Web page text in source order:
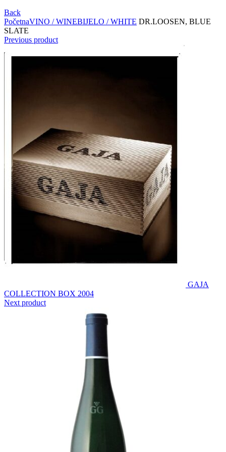
Back
PočetnaVINO / WINEBIJELO / WHITE DR.LOOSEN, BLUE
SLATE
Previous product
GAJA
COLLECTION BOX 2004
Next product